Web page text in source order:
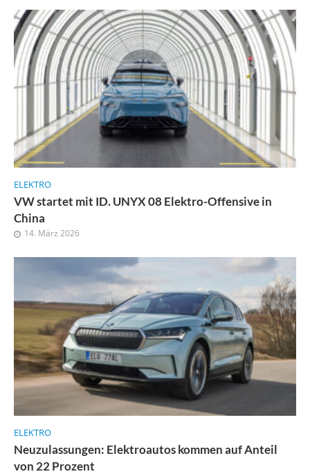
ELEKTRO
VW startet mit ID. UNYX 08 Elektro-Offensive in
China
14. März 2026
ELEKTRO
Neuzulassungen: Elektroautos kommen auf Anteil
von 22 Prozent